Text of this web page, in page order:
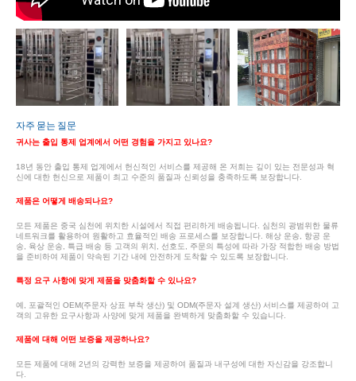
자주 묻는 질문
귀사는 출입 통제 업계에서 어떤 경험을 가지고 있나요?
18년 동안 출입 통제 업계에서 헌신적인 서비스를 제공해 온 저희는 깊이 있는 전문성과 혁
신에 대한 헌신으로 제품이 최고 수준의 품질과 신뢰성을 충족하도록 보장합니다.
제품은 어떻게 배송되나요?
모든 제품은 중국 심천에 위치한 시설에서 직접 편리하게 배송됩니다. 심천의 광범위한 물류
네트워크를 활용하여 원활하고 효율적인 배송 프로세스를 보장합니다. 해상 운송, 항공 운
송, 육상 운송, 특급 배송 등 고객의 위치, 선호도, 주문의 특성에 따라 가장 적합한 배송 방법
을 준비하여 제품이 약속된 기간 내에 안전하게 도착할 수 있도록 보장합니다.
특정 요구 사항에 맞게 제품을 맞춤화할 수 있나요?
예, 포괄적인 OEM(주문자 상표 부착 생산) 및 ODM(주문자 설계 생산) 서비스를 제공하여 고
객의 고유한 요구사항과 사양에 맞게 제품을 완벽하게 맞춤화할 수 있습니다.
제품에 대해 어떤 보증을 제공하나요?
모든 제품에 대해 2년의 강력한 보증을 제공하여 품질과 내구성에 대한 자신감을 강조합니
다.